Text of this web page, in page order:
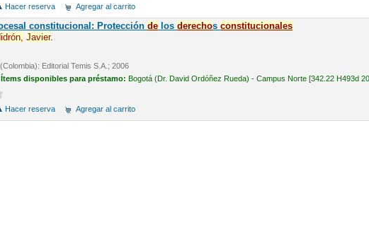
Hacer reserva Agregar al carrito
constitucional: Protección delos derechos constitucionales
Javier.
Editorial Temis S.A.; 2006
Ítems disponibles para préstamo: Bogotá (Dr. David Ordóñez Rueda) - Campus Norte [342.22 H493d
Hacer reserva Agregar al carrito